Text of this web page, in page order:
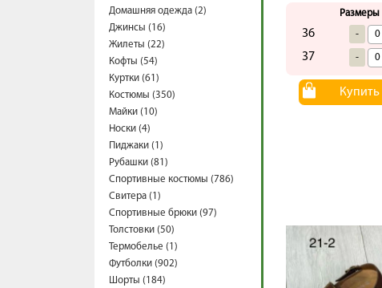
Домашняя одежда (2)
Джинсы (16)
Жилеты (22)
Кофты (54)
Куртки (61)
Костюмы (350)
Майки (10)
Носки (4)
Пиджаки (1)
Рубашки (81)
Спортивные костюмы (786)
Свитера (1)
Спортивные брюки (97)
Толстовки (50)
Термобелье (1)
Футболки (902)
Шорты (184)
Размеры
36 -
37 -
Купить